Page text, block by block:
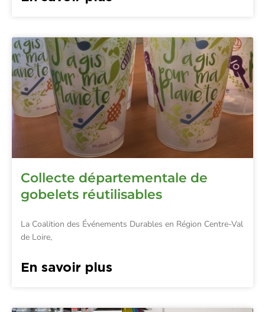
Collecte départementale de
gobelets réutilisables
La Coalition des Événements Durables en Région Centre-Val
de Loire,
En savoir plus